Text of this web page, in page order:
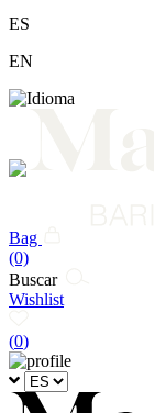
ES
EN
Bag
(0)
Buscar
Wishlist
(0)